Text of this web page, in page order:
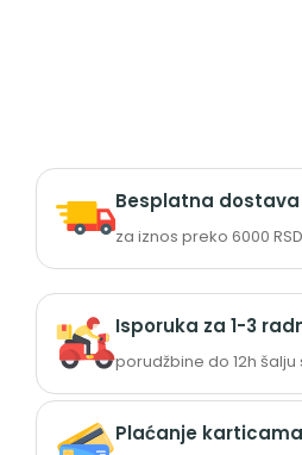
Besplatna dostava
za iznos preko 6000
Isporuka za 1-3
porudžbine do 12h
Plaćanje karticama